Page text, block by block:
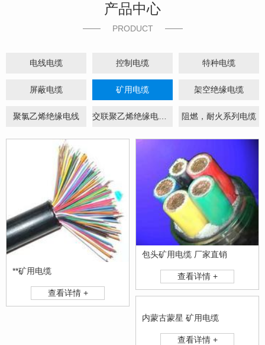
产品中心
PRODUCT
电线电缆 控制电缆 特种电缆
屏蔽电缆 矿用电缆 架空绝缘电缆
聚氯乙烯绝缘电线 交联聚乙烯绝缘电力电缆 阻燃，耐火系列电缆
**矿用电缆
查看详情 +
包头矿用电缆 厂家直销
查看详情 +
内蒙古蒙星 矿用电缆
查看详情 +